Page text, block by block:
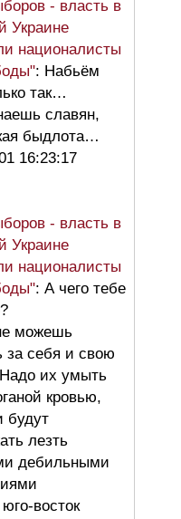
- власть в
Украине
националисты
: Набьём
так…
славян,
быдлота…
16:23:17
- власть в
Украине
националисты
: А чего тебе
можешь
за себя и свою
их умыть
кровью,
будут
лезть
дебильными
восток